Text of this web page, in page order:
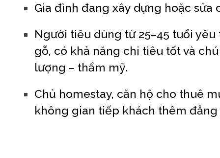
Gia đình đang xây dựng hoặc sửa
Người tiêu dùng từ 25–45 tuổi
gỗ, có khả năng chi tiêu tốt và
lượng – thẩm mỹ.
Chủ homestay, căn hộ cho thuê
không gian tiếp khách thêm đẳng